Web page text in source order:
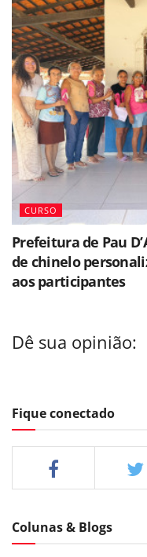
CURSO
Prefeitura de Pau
de chinelo
aos participantes
Dê sua opinião:
Fique conectado
Colunas & Blogs